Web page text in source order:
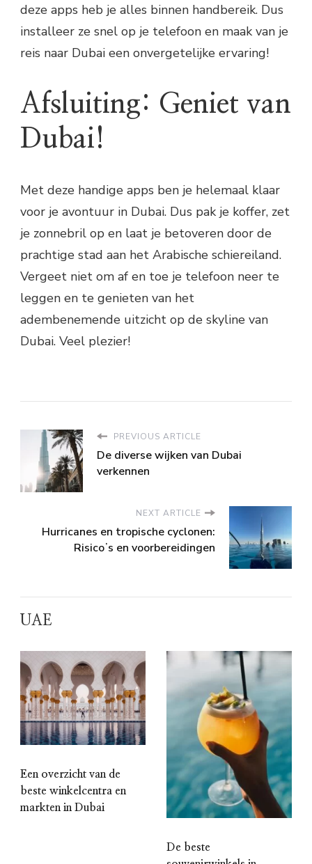
deze apps heb je alles binnen handbereik. Dus
installeer ze snel op je telefoon en maak van je
reis naar Dubai een onvergetelijke ervaring!
Afsluiting: Geniet van
Dubai!
Met deze handige apps ben je helemaal klaar
voor je avontuur in Dubai. Dus pak je koffer, zet
je zonnebril op en laat je betoveren door de
prachtige stad aan het Arabische schiereiland.
Vergeet niet om af en toe je telefoon neer te
leggen en te genieten van het
adembenemende uitzicht op de skyline van
Dubai. Veel plezier!
PREVIOUS ARTICLE
De diverse wijken van Dubai
verkennen
NEXT ARTICLE
Hurricanes en tropische cyclonen:
Risicoʼs en voorbereidingen
UAE
Een overzicht van de
beste winkelcentra en
markten in Dubai
De beste